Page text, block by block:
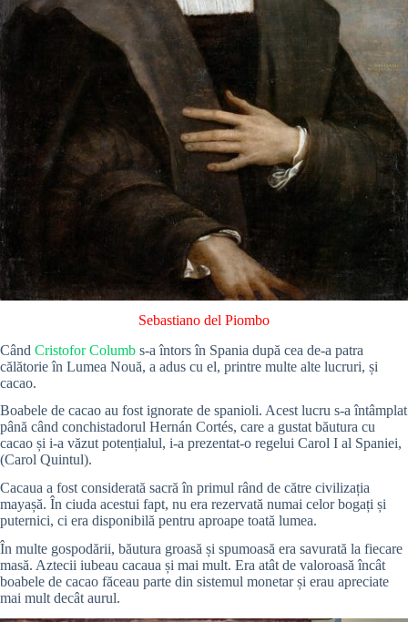
Sebastiano del Piombo
Când Cristofor Columb s-a întors în Spania după cea de-a patra
călătorie în Lumea Nouă, a adus cu el, printre multe alte lucruri, și
cacao.
Boabele de cacao au fost ignorate de spanioli. Acest lucru s-a întâmplat
până când conchistadorul Hernán Cortés, care a gustat băutura cu
cacao și i-a văzut potențialul, i-a prezentat-o regelui Carol I al Spaniei,
(Carol Quintul).
Cacaua a fost considerată sacră în primul rând de către civilizația
mayașă. În ciuda acestui fapt, nu era rezervată numai celor bogați și
puternici, ci era disponibilă pentru aproape toată lumea.
În multe gospodării, băutura groasă și spumoasă era savurată la fiecare
masă. Aztecii iubeau cacaua și mai mult. Era atât de valoroasă încât
boabele de cacao făceau parte din sistemul monetar și erau apreciate
mai mult decât aurul.